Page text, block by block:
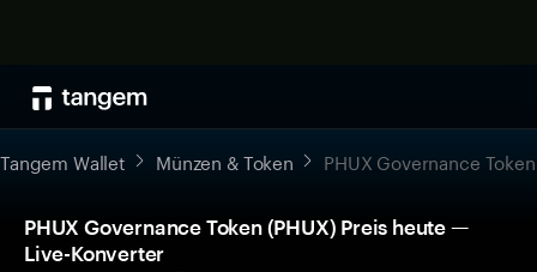
Tangem Wallet Münzen & Token PHUX Governance Token
PHUX Governance Token (PHUX) Preis heute —
Live-Konverter